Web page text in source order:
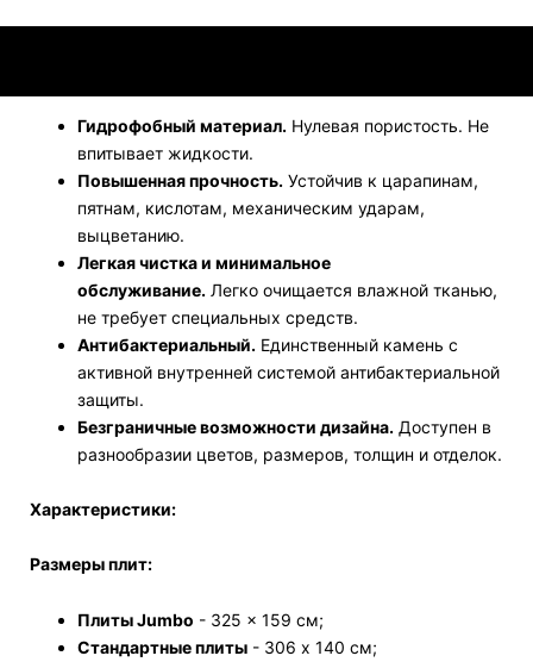
Гидрофобный материал. Нулевая пористость. Не
впитывает жидкости.
Повышенная прочность. Устойчив к царапинам,
пятнам, кислотам, механическим ударам,
выцветанию.
Легкая чистка и минимальное
обслуживание. Легко очищается влажной тканью,
не требует специальных средств.
Антибактериальный. Единственный камень с
активной внутренней системой антибактериальной
защиты.
Безграничные возможности дизайна. Доступен в
разнообразии цветов, размеров, толщин и отделок.
Характеристики:
Размеры плит:
Плиты Jumbo - 325 x 159 см;
Стандартные плиты - 306 x 140 см;